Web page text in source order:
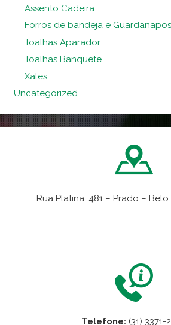
Assento Cadeira
Forros de bandeja e Guardanapos
Toalhas Aparador
Toalhas Banquete
Xales
Uncategorized
Rua Platina, 481 – Prado –
Telefone: (31) 3371-